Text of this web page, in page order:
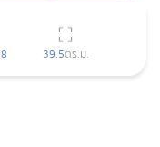
8 39.5ตร.ม.